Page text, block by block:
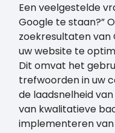
Een veelgestelde
Google te staan?”
zoekresultaten van
uw website te
Dit omvat het
trefwoorden in uw
de laadsnelheid
van kwalitatieve
implementeren